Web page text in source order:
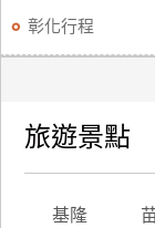
彰化行程
旅遊景點
基隆